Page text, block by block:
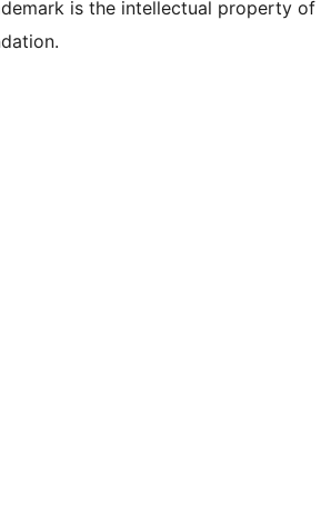
is the intellectual property of